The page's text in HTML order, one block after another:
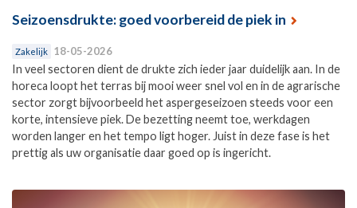
Seizoensdrukte: goed voorbereid de piek in
Zakelijk 18-05-2026
In veel sectoren dient de drukte zich ieder jaar duidelijk aan. In de
horeca loopt het terras bij mooi weer snel vol en in de agrarische
sector zorgt bijvoorbeeld het aspergeseizoen steeds voor een
korte, intensieve piek. De bezetting neemt toe, werkdagen
worden langer en het tempo ligt hoger. Juist in deze fase is het
prettig als uw organisatie daar goed op is ingericht.